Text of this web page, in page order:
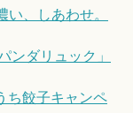
、しあわせ。
ンダリュック」
ち餃子キャンペ